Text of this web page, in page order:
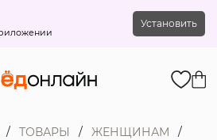
Установить
ТОВАРЫ
ЖЕНЩИНАМ